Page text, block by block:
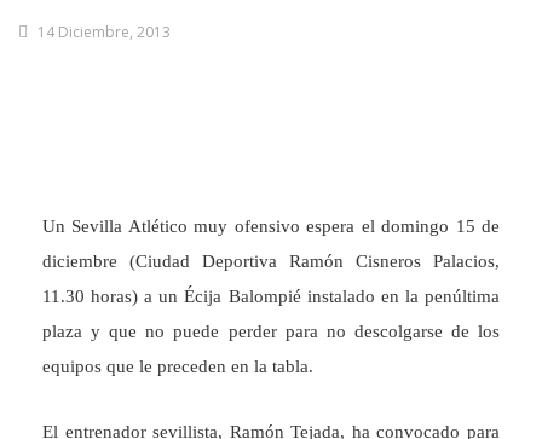
14 Diciembre, 2013
Un Sevilla Atlético muy ofensivo espera el domingo 15 de
diciembre (Ciudad Deportiva Ramón Cisneros Palacios,
11.30 horas) a un Écija Balompié instalado en la penúltima
plaza y que no puede perder para no descolgarse de los
equipos que le preceden en la tabla.
El entrenador sevillista, Ramón Tejada, ha convocado para